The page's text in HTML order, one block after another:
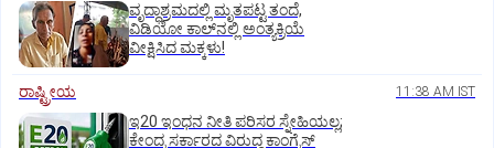
ವೃದ್ಧಾಶ್ರಮದಲ್ಲಿ ಮೃತಪಟ್ಟ ತಂದೆ,
ವಿಡಿಯೋ ಕಾಲ್‌ನಲ್ಲಿ ಅಂತ್ಯಕ್ರಿಯೆ
ವೀಕ್ಷಿಸಿದ ಮಕ್ಕಳು!
ರಾಷ್ಟ್ರೀಯ 11:38 AM IST
ಇ20 ಇಂಧನ ನೀತಿ ಪರಿಸರ ಸ್ನೇಹಿಯಲ್ಲ;
ಕೇಂದ್ರ ಸರ್ಕಾರದ ವಿರುದ್ಧ ಕಾಂಗ್ರೆಸ್‌